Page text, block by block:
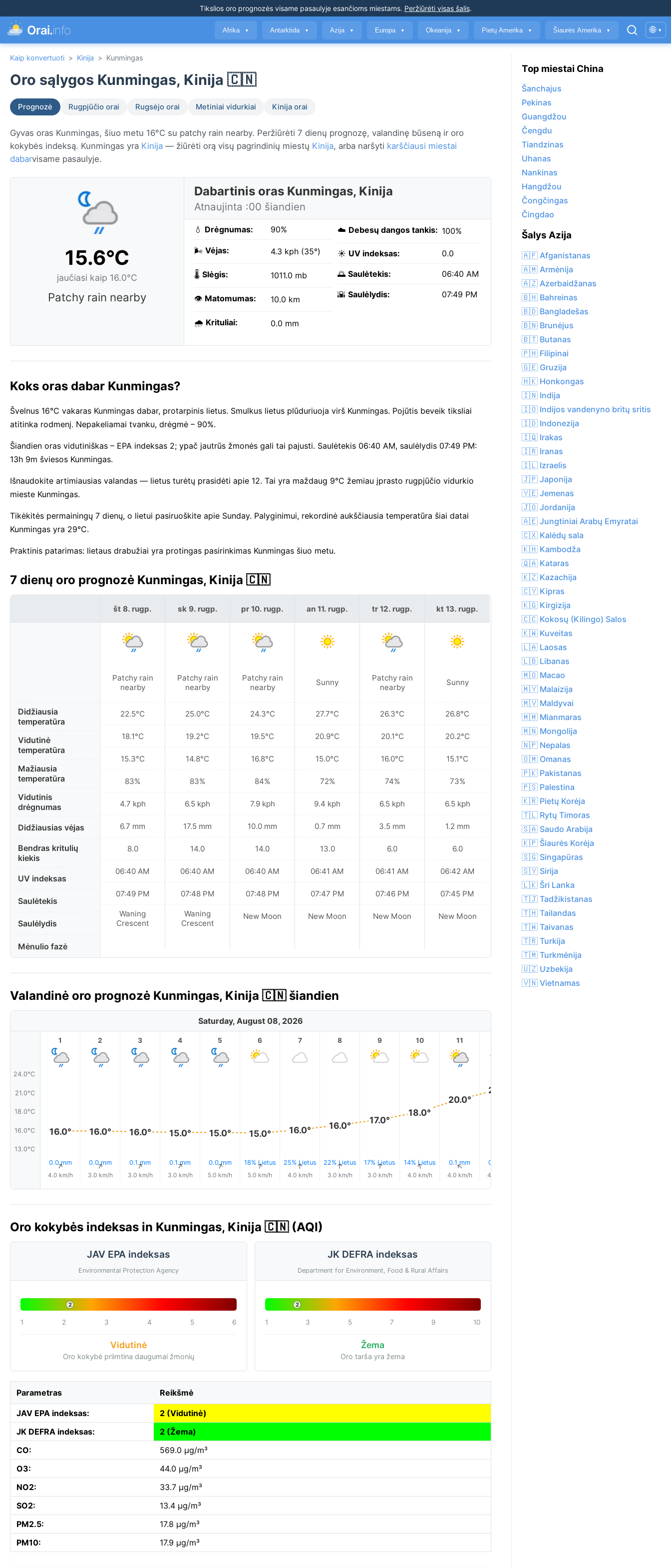
Tikslios oro prognozėsvisame pasaulyje esančioms miestams. Peržiūrėti visas šalis.
Orai.info Afrika ▼ Antarktida ▼ Azija ▼ Europa ▼ Okeanija ▼ Pietų Amerika ▼ Šiaurės Amerika ▼ 🌐 ▾
Kaip konvertuoti > Kinija > Kunmingas
Oro sąlygos Kunmingas, Kinija 🇨🇳
Prognozė Rugpjūčio orai Rugsėjo orai Metiniai vidurkiai Kinija orai
Gyvas oras Kunmingas, šiuo metu 16°C su patchy rain nearby. Peržiūrėti 7 dienų prognozę, valandinę būseną ir oro
kokybės indeksą. Kunmingas yra Kinija — žiūrėti orą visų pagrindinių miestų Kinija, arba naršyti karščiausi miestai
dabarvisame pasaulyje.
15.6°C
jaučiasi kaip 16.0°C
Patchy rain nearby
Dabartinis oras Kunmingas, Kinija
Atnaujinta :00 šiandien
💧 Drėgnumas: 90%
🌬️ Vėjas: 4.3 kph (35°)
🌡️ Slėgis: 1011.0 mb
👁️ Matomumas: 10.0 km
🌧️ Krituliai: 0.0 mm
☁️ Debesų dangos tankis: 100%
☀️ UV indeksas: 0.0
🌅 Saulėtekis: 06:40 AM
🌇 Saulėlydis: 07:49 PM
Koks oras dabar Kunmingas?
Švelnus 16°C vakaras Kunmingas dabar, protarpinis lietus. Smulkus lietus plūduriuoja virš Kunmingas. Pojūtis beveik tiksliai
atitinka rodmenį. Nepakeliamai tvanku, drėgmė – 90%.
Šiandien oras vidutiniškas – EPA indeksas 2; ypač jautrūs žmonės gali tai pajusti. Saulėtekis 06:40 AM, saulėlydis 07:49 PM:
13h 9m šviesos Kunmingas.
Išnaudokite artimiausias valandas — lietus turėtų prasidėti apie 12. Tai yra maždaug 9°C žemiau įprasto rugpjūčio vidurkio
mieste Kunmingas.
Tikėkitės permainingų 7 dienų, o lietui pasiruoškite apie Sunday. Palyginimui, rekordinė aukščiausia temperatūra šiai datai
Kunmingas yra 29°C.
Praktinis patarimas: lietaus drabužiai yra protingas pasirinkimas Kunmingas šiuo metu.
7 dienų oro prognozė Kunmingas, Kinija 🇨🇳
Didžiausia
temperatūra
Vidutinė
temperatūra
Mažiausia
temperatūra
Vidutinis
drėgnumas
Didžiausias vėjas
Bendras kritulių
kiekis
UV indeksas
Saulėtekis
Saulėlydis
Mėnulio fazė
št 8. rugp.
Patchy rain
nearby
22.5°C
18.1°C
15.3°C
83%
4.7 kph
6.7 mm
8.0
06:40 AM
07:49 PM
Waning
Crescent
sk 9. rugp.
Patchy rain
nearby
25.0°C
19.2°C
14.8°C
83%
6.5 kph
17.5 mm
14.0
06:40 AM
07:48 PM
Waning
Crescent
pr 10. rugp.
Patchy rain
nearby
24.3°C
19.5°C
16.8°C
84%
7.9 kph
10.0 mm
14.0
06:40 AM
07:48 PM
New Moon
an 11. rugp.
Sunny
27.7°C
20.9°C
15.0°C
72%
9.4 kph
0.7 mm
13.0
06:41 AM
07:47 PM
New Moon
tr 12. rugp.
Patchy rain
nearby
26.3°C
20.1°C
16.0°C
74%
6.5 kph
3.5 mm
6.0
06:41 AM
07:46 PM
New Moon
kt 13. rugp.
Sunny
26.8°C
20.2°C
15.1°C
73%
6.5 kph
1.2 mm
6.0
06:42 AM
07:45 PM
New Moon
Valandinė oro prognozė Kunmingas, Kinija 🇨🇳 šiandien
Saturday, August 08, 2026
24.0°C
21.0°C
18.0°C
16.0°C
13.0°C
1
16.0°
0.0 mm
↑
4.0 km/h
2
16.0°
0.0 mm
↑
3.0 km/h
3
16.0°
0.1 mm
↑
3.0 km/h
4
15.0°
0.1 mm
↑
3.0 km/h
5
15.0°
0.0 mm
↑
5.0 km/h
6
15.0°
18% Lietus
↑
5.0 km/h
7
16.0°
25% Lietus
↑
4.0 km/h
8
16.0°
22% Lietus
↑
3.0 km/h
9
17.0°
17% Lietus
↑
3.0 km/h
10
18.0°
14% Lietus
↑
4.0 km/h
11
20.0°
0.1 mm
↑
4.0 km/h
22.0°
0.5 mm
4.0 km/h
Oro kokybės indeksas in Kunmingas, Kinija 🇨🇳 (AQI)
JAV EPA indeksas
Environmental Protection Agency
2
1 2 3 4 5 6
Vidutinė
Oro kokybė priimtina daugumai žmonių
JK DEFRA indeksas
Department for Environment, Food & Rural Affairs
2
1 3 5 7 9 10
Žema
Oro tarša yra žema
Parametras Reikšmė
JAV EPA indeksas:
2 (Vidutinė)
JK DEFRA indeksas:
2 (Žema)
CO:
569.0 µg/m³
O3:
44.0 µg/m³
NO2:
33.7 µg/m³
SO2:
13.4 µg/m³
PM2.5:
17.8 µg/m³
PM10:
17.9 µg/m³
Top miestai China
Šanchajus
Pekinas
Guangdžou
Čengdu
Tiandzinas
Uhanas
Nankinas
Hangdžou
Čongčingas
Čingdao
Šalys Azija
🇦🇫 Afganistanas
🇦🇲 Armėnija
🇦🇿 Azerbaidžanas
🇧🇭 Bahreinas
🇧🇩 Bangladešas
🇧🇳 Brunėjus
🇧🇹 Butanas
🇵🇭 Filipinai
🇬🇪 Gruzija
🇭🇰 Honkongas
🇮🇳 Indija
🇮🇴 Indijos vandenyno britų sritis
🇮🇩 Indonezija
🇮🇶 Irakas
🇮🇷 Iranas
🇮🇱 Izraelis
🇯🇵 Japonija
🇾🇪 Jemenas
🇯🇴 Jordanija
🇦🇪 Jungtiniai Arabų Emyratai
🇨🇽 Kalėdų sala
🇰🇭 Kambodža
🇶🇦 Kataras
🇰🇿 Kazachija
🇨🇾 Kipras
🇰🇬 Kirgizija
🇨🇨 Kokosų (Kilingo) Salos
🇰🇼 Kuveitas
🇱🇦 Laosas
🇱🇧 Libanas
🇲🇴 Macao
🇲🇾 Malaizija
🇲🇻 Maldyvai
🇲🇲 Mianmaras
🇲🇳 Mongolija
🇳🇵 Nepalas
🇴🇲 Omanas
🇵🇰 Pakistanas
🇵🇸 Palestina
🇰🇷 Pietų Korėja
🇹🇱 Rytų Timoras
🇸🇦 Saudo Arabija
🇰🇵 Šiaurės Korėja
🇸🇬 Singapūras
🇸🇾 Sirija
🇱🇰 Šri Lanka
🇹🇯 Tadžikistanas
🇹🇭 Tailandas
🇹🇼 Taivanas
🇹🇷 Turkija
🇹🇲 Turkmėnija
🇺🇿 Uzbekija
🇻🇳 Vietnamas